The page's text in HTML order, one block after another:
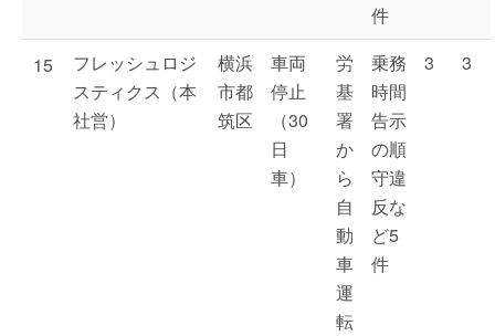
件
15
フレッシュロジ
スティクス（本
社営）
横浜
市都
筑区
車両
停止
（30
日
車）
労
基
署
か
ら
自
動
車
運
転
乗務
時間
告示
の順
守違
反な
ど5
件
3 3